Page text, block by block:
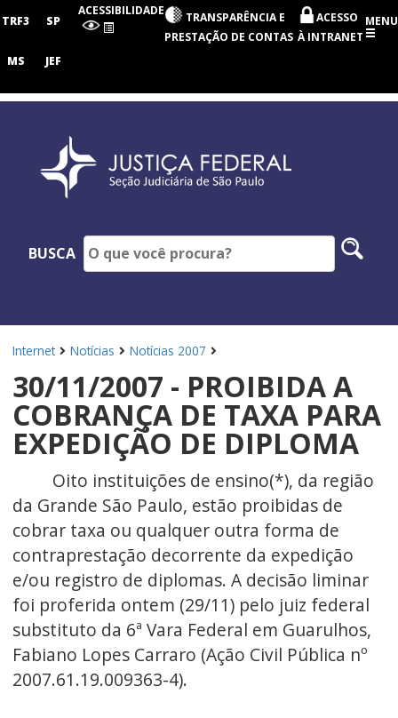
Judiciária
Paulo
TRF3 SP
MS JEF
ACESSIBILIDADE
TRANSPARÊNCIA E
PRESTAÇÃO DE CONTAS
ACESSO
À INTRANET
MENU
BUSCA
Internet Notícias Notícias 2007
30/11/2007 - PROIBIDA A
COBRANÇA DE TAXA PARA
EXPEDIÇÃO DE DIPLOMA
Oito instituições de ensino(*), da região
da Grande São Paulo, estão proibidas de
cobrar taxa ou qualquer outra forma de
contraprestação decorrente da expedição
e/ou registro de diplomas. A decisão liminar
foi proferida ontem (29/11) pelo juiz federal
substituto da 6ª Vara Federal em Guarulhos,
Fabiano Lopes Carraro (Ação Civil Pública nº
2007.61.19.009363-4).